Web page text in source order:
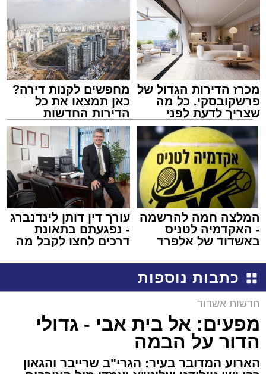
מכרז הדירות הגדול של
פרשקובסקי. כל מה
שצריך לדעת לפני
שמגישים הצעה לדירה
באשדוד
מחפשים לקנות דירה?
כאן תמצאו את כל
הדירות החדשות
למכירה באשדוד >>>
המלצה חמה להרשמה
- האקדמיה לטניס
באשדוד של אלפרד
עורך דין דותן לינדנברג
- נפגעתם בתאונת
דרכים לחצו לקבל מה
כתבות נוספות
חדשות אשדוד
מפעים: אל בית אבי - גדולי
הדור על הבמה
הארוע המדובר בעיר: הגרי"ב שרייבר והגאון